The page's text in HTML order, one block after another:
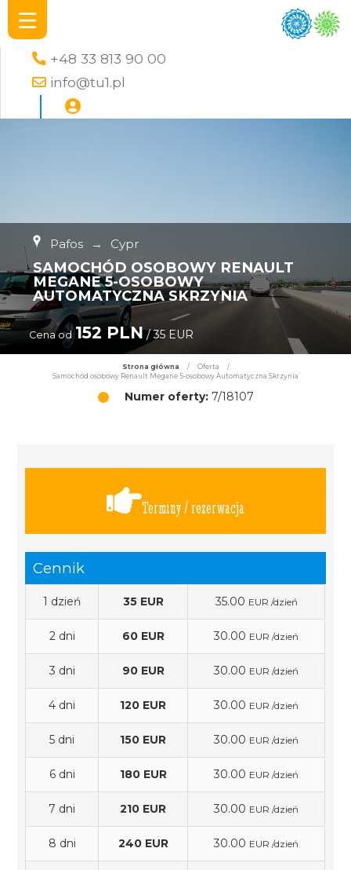
+48 33 813 90 00
info@tu1.pl
Pafos → Cypr
SAMOCHÓD OSOBOWY RENAULT
MEGANE 5-OSOBOWY
AUTOMATYCZNA SKRZYNIA
Cena od 152 PLN/ 35 EUR
Strona główna / Oferta
/
Samochód osobowy Renault Megane 5-osobowy Automatyczna Skrzynia
Numer oferty:7/18107
Terminy / rezerwacja
Cennik
1 dzień 35 EUR 35.00 EUR /dzień
2 dni 60 EUR 30.00 EUR /dzień
3 dni 90 EUR 30.00 EUR /dzień
4 dni 120 EUR 30.00 EUR /dzień
5 dni 150 EUR 30.00 EUR /dzień
6 dni 180 EUR 30.00 EUR /dzień
7 dni 210 EUR 30.00 EUR /dzień
8 dni 240 EUR 30.00 EUR /dzień